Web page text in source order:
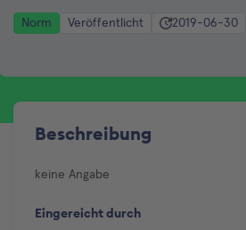
Norm Veröffentlicht 2019-06-30
Beschreibung
keine Angabe
Eingereicht durch